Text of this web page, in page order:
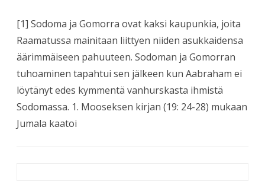
[1] Sodoma ja Gomorra ovat kaksi kaupunkia, joita
Raamatussa mainitaan liittyen niiden asukkaidensa
äärimmäiseen pahuuteen. Sodoman ja Gomorran
tuhoaminen tapahtui sen jälkeen kun Aabraham ei
löytänyt edes kymmentä vanhurskasta ihmistä
Sodomassa. 1. Mooseksen kirjan (19: 24-28) mukaan
Jumala kaatoi